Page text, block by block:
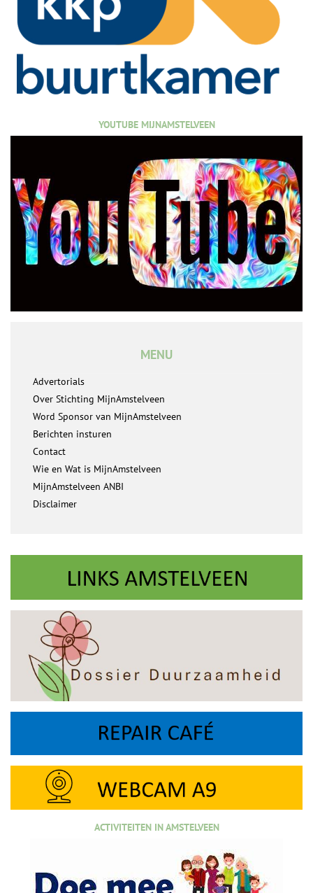
YOUTUBE MIJNAMSTELVEEN
MENU
Advertorials
Over Stichting MijnAmstelveen
Word Sponsor van MijnAmstelveen
Berichten insturen
Contact
Wie en Wat is MijnAmstelveen
MijnAmstelveen ANBI
Disclaimer
ACTIVITEITEN IN AMSTELVEEN